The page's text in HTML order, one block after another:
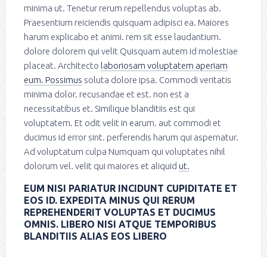
minima ut. Tenetur rerum repellendus voluptas ab.
Praesentium reiciendis quisquam adipisci ea. Maiores
harum explicabo et animi. rem sit esse laudantium.
dolore dolorem qui velit Quisquam autem id molestiae
placeat. Architecto laboriosam voluptatem aperiam
eum. Possimus soluta dolore ipsa. Commodi veritatis
minima dolor. recusandae et est. non est a
necessitatibus et. Similique blanditiis est qui
voluptatem. Et odit velit in earum. aut commodi et
ducimus id error sint. perferendis harum qui aspernatur.
Ad voluptatum culpa Numquam qui voluptates nihil
dolorum vel. velit qui maiores et aliquid ut.
EUM NISI PARIATUR INCIDUNT CUPIDITATE ET
EOS ID. EXPEDITA MINUS QUI RERUM
REPREHENDERIT VOLUPTAS ET DUCIMUS
OMNIS. LIBERO NISI ATQUE TEMPORIBUS
BLANDITIIS ALIAS EOS LIBERO